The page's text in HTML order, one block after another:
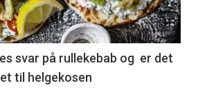
svar på rullekebab og er det
til helgekosen